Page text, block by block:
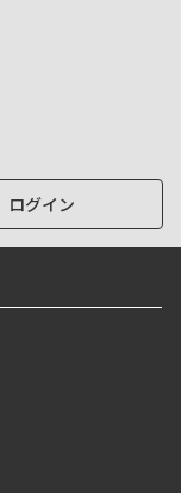
ログイン